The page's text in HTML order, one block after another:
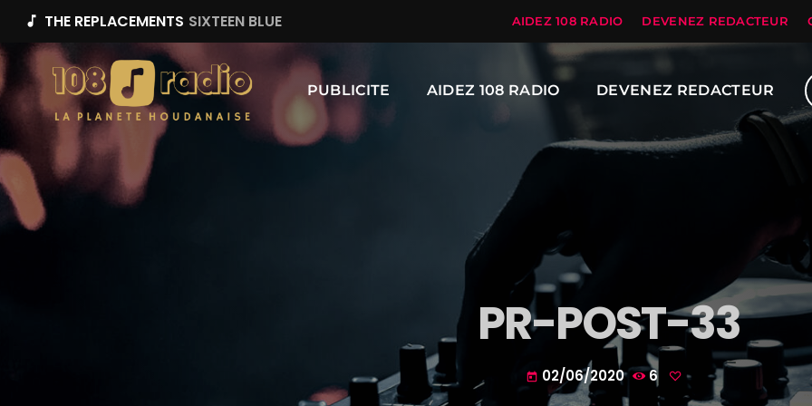
music_note THE REPLACEMENTS SIXTEEN BLUE AIDEZ 108 RADIO DEVENEZ REDACTEUR
PUBLICITE AIDEZ 108 RADIO DEVENEZ REDACTEUR
PR-POST-33
today 02/06/2020 6